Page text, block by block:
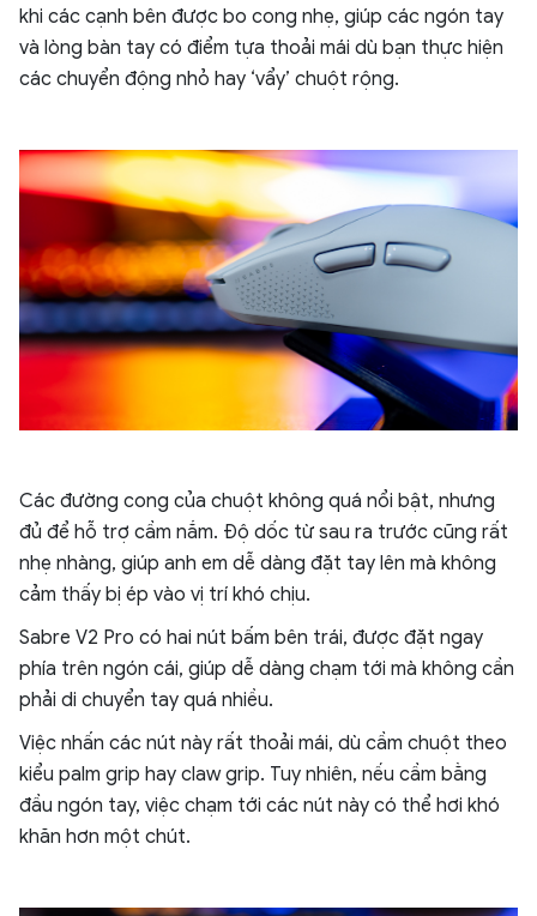
khi các cạnh bên được bo cong nhẹ, giúp các ngón tay
và lòng bàn tay có điểm tựa thoải mái dù bạn thực hiện
các chuyển động nhỏ hay ‘vẩy’ chuột rộng.
Các đường cong của chuột không quá nổi bật, nhưng
đủ để hỗ trợ cầm nắm. Độ dốc từ sau ra trước cũng rất
nhẹ nhàng, giúp anh em dễ dàng đặt tay lên mà không
cảm thấy bị ép vào vị trí khó chịu.
Sabre V2 Pro có hai nút bấm bên trái, được đặt ngay
phía trên ngón cái, giúp dễ dàng chạm tới mà không cần
phải di chuyển tay quá nhiều.
Việc nhấn các nút này rất thoải mái, dù cầm chuột theo
kiểu palm grip hay claw grip. Tuy nhiên, nếu cầm bằng
đầu ngón tay, việc chạm tới các nút này có thể hơi khó
khăn hơn một chút.